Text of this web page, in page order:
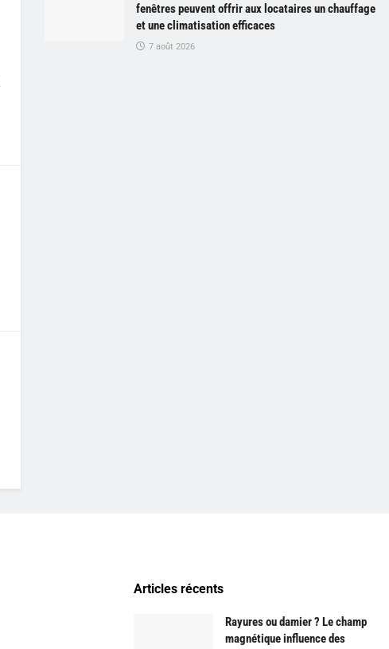
fenêtres peuvent offrir aux locataires un chauffage
et une climatisation efficaces
7 août 2026
Articles récents
Rayures ou damier ? Le champ
magnétique influence des